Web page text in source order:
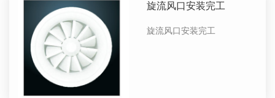
旋流风口安装完工
旋流风口安装完工